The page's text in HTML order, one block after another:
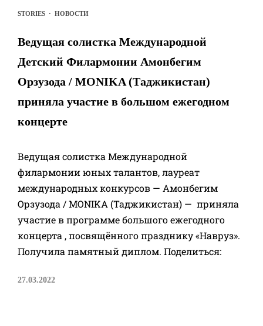
STORIES · НОВОСТИ
Ведущая солистка Международной
Детский Филармонии Амонбегим
Орзузода / МONIKA (Таджикистан)
приняла участие в большом ежегодном
концерте
Ведущая солистка Международной
филармонии юных талантов, лауреат
международных конкурсов — Амонбегим
Орзузода / MONIKA (Таджикистан) — приняла
участие в программе большого ежегодного
концерта , посвящённого празднику «Навруз».
Получила памятный диплом. Поделиться:
27.03.2022